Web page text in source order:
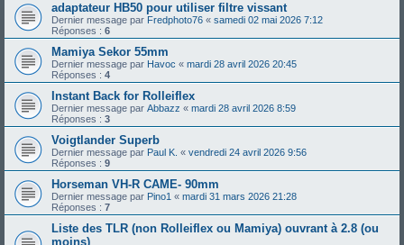
adaptateur HB50 pour utiliser filtre vissant
Dernier message par Fredphoto76 « samedi 02 mai 2026 7:12
Réponses : 6
Mamiya Sekor 55mm
Dernier message par Havoc « mardi 28 avril 2026 20:45
Réponses : 4
Instant Back for Rolleiflex
Dernier message par Abbazz « mardi 28 avril 2026 8:59
Réponses : 3
Voigtlander Superb
Dernier message par Paul K. « vendredi 24 avril 2026 9:56
Réponses : 9
Horseman VH-R CAME- 90mm
Dernier message par Pino1 « mardi 31 mars 2026 21:28
Réponses : 7
Liste des TLR (non Rolleiflex ou Mamiya) ouvrant à 2.8 (ou
moins)